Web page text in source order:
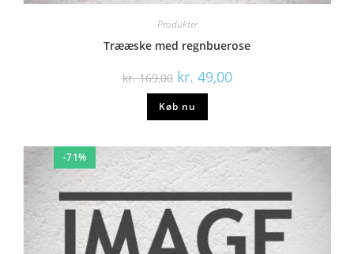
Produkter
Trææske med regnbuerose
kr.169,00 kr. 49,00
Køb nu
-71%